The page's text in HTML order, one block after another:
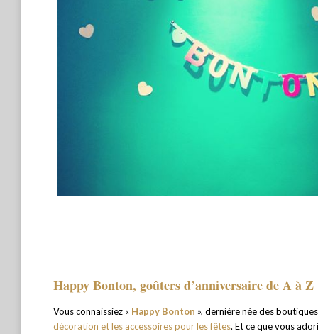
Happy Bonton, goûters d’anniversaire de A à Z
Vous connaissiez « Happy Bonton », dernière née des
décoration et les accessoires pour les fêtes. Et ce que vous